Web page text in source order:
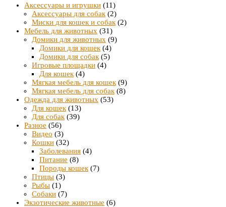
Аксессуары и игрушки (11)
Аксессуары для собак (2)
Миски для кошек и собак (2)
Мебель для животных (31)
Домики для животных (9)
Домики для кошек (4)
Домики для собак (5)
Игровые площадки (4)
Для кошек (4)
Мягкая мебель для кошек (9)
Мягкая мебель для собак (8)
Одежда для животных (53)
Для кошек (13)
Для собак (39)
Разное (56)
Видео (3)
Кошки (32)
Заболевания (4)
Питание (8)
Породы кошек (7)
Птицы (3)
Рыбы (1)
Собаки (7)
Экзотические животные (6)